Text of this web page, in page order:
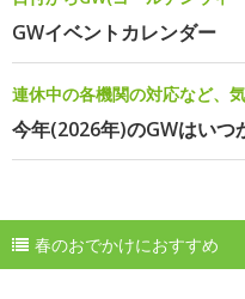
GWイベントカレンダー
連休中の各機関の対応など、
今年(2026年)のGWはいつ
春のおでかけにおすすめ